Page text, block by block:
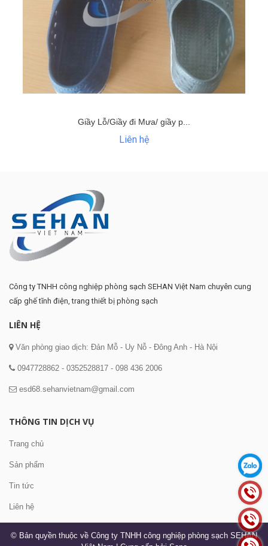
Giầy Lỗ/Giầy đi Mưa/ giầy p...
Liên hệ
Công ty TNHH công nghiệp phòng sạch SEHAN Việt Nam chuyên cung
cấp ghế tĩnh điện, trang thiết bị phòng sạch
LIÊN HỆ
Văn phòng giao dịch: Đản Mỗ - Uy Nỗ - Đông Anh - Hà Nội
0947728862 - 0352528817 - 098 436 2006
esd68.sehanvietnam@gmail.com
THÔNG TIN DỊCH VỤ
Trang chủ
Sản phẩm
Tin tức
Liên hệ
© Bản quyền thuộc về Công ty TNHH công nghiệp phòng sạch SEHAN